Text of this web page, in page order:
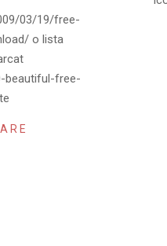
03/19/free-
o lista
beautiful-free-